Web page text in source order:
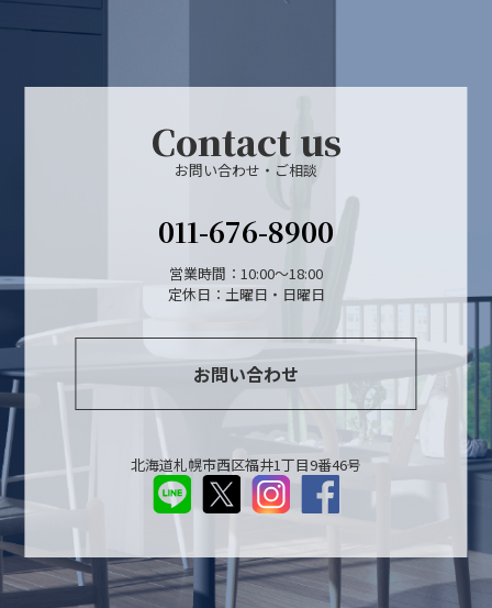
Contact us
お問い合わせ・ご相談
011-676-8900
営業時間：10:00～18:00
定休日：土曜日・日曜日
お問い合わせ
北海道札幌市西区福井1丁目9番46号